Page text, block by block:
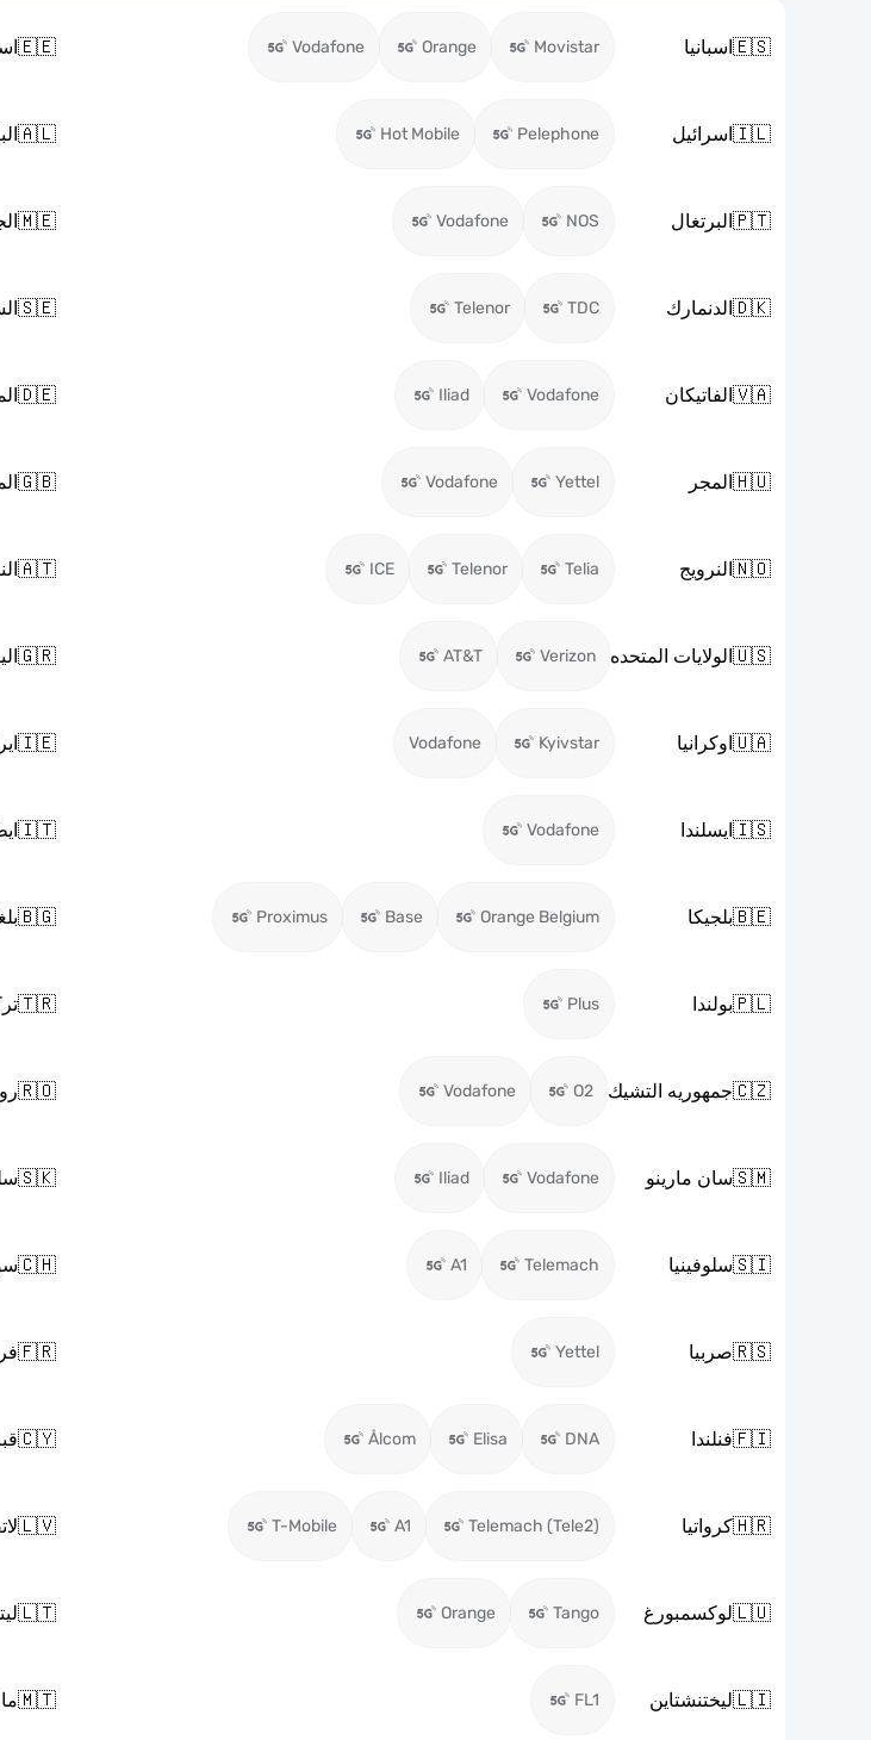
🇪🇸اسبانيا Movistar
Orange
Vodafone
🇪🇪
🇮🇱اسرائيل Pelephone
Hot Mobile
🇦🇱
🇵🇹البرتغال NOS
Vodafone
🇲🇪
🇩🇰الدنمارك TDC
Telenor
🇸🇪
🇻🇦الفاتيكان Vodafone
Iliad
🇩🇪
🇭🇺المجر Yettel
Vodafone
🇬🇧
🇳🇴النرويج Telia
Telenor
ICE
🇦🇹
🇺🇸الولايات المتحده Verizon
AT&T
🇬🇷
🇺🇦اوكرانيا Kyivstar
Vodafone
🇮🇪
🇮🇸ايسلندا Vodafone
🇮🇹
🇧🇪بلجيكا Orange Belgium
Base
Proximus
🇧🇬
🇵🇱بولندا Plus
🇹🇷
🇨🇿جمهوريه التشيك O2
Vodafone
🇷🇴
🇸🇲سان مارينو Vodafone
Iliad
🇸🇰
🇸🇮سلوفينيا Telemach
A1
🇨🇭
🇷🇸صربيا Yettel
🇫🇷
🇫🇮فنلندا DNA
Elisa
Ålcom
🇨🇾
🇭🇷كرواتيا Telemach (Tele2)
A1
T-Mobile
🇱🇻
🇱🇺لوكسمبورغ Tango
Orange
🇱🇹
🇱🇮ليختنشتاين FL1
🇲🇹